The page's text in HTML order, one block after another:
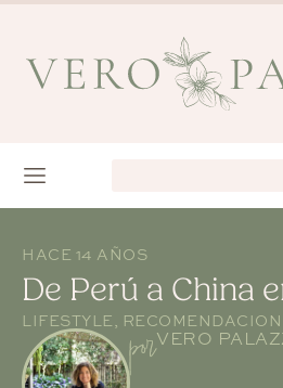
HACE 14 AÑOS
De Perú a China
LIFESTYLE porVERO